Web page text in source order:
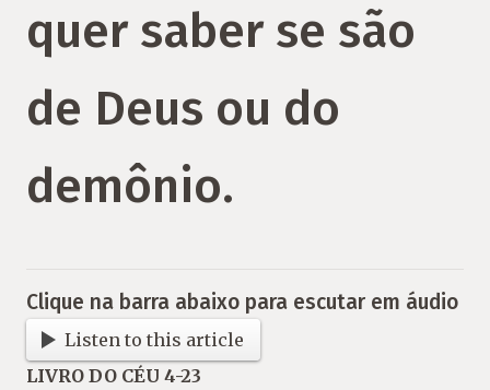
quer saber se são
de Deus ou do
demônio.
Clique na barra abaixo para escutar em áudio
Listen to this article
LIVRO DO CÉU 4-23